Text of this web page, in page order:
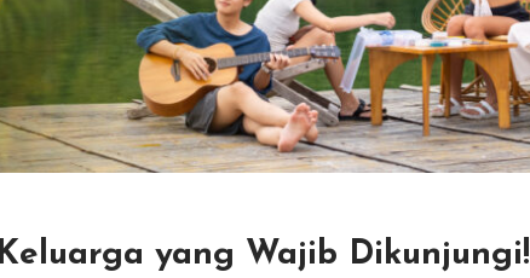
yang Wajib Dikunjungi!